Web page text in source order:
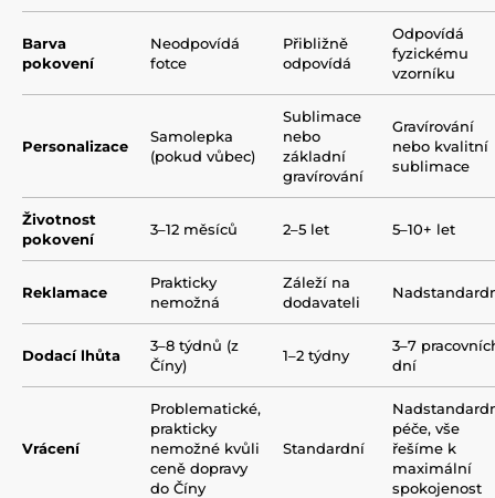
Barva
pokovení
Neodpovídá
fotce
Přibližně
odpovídá
Odpovídá
fyzickému
vzorníku
Personalizace
Samolepka
(pokud vůbec)
Sublimace
nebo
základní
gravírování
Gravírování
nebo kvalitní
sublimace
Životnost
pokovení
3–12 měsíců 2–5 let 5–10+ let
Reklamace
Prakticky
nemožná
Záleží na
dodavateli
Dodací lhůta
3–8 týdnů (z
Číny)
1–2 týdny
3–7
dní
Vrácení
Problematické,
prakticky
nemožné kvůli
ceně dopravy
do Číny
Standardní
péče, vše
řešíme k
maximální
spokojenost